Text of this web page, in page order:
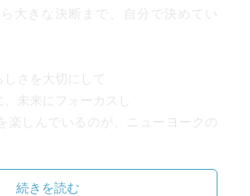
大きな決断まで、自分で決めてい
しさを大切にして
未来にフォーカスし
楽しんでいるのが、ニューヨークの
クの生活の中で出会った人々や出
続きを読む